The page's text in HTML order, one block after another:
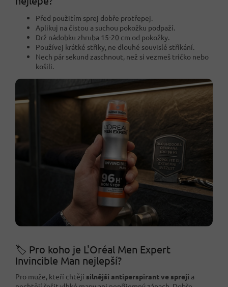
Před použitím sprej dobře protřepej.
Aplikuj na čistou a suchou pokožku podpaží.
Drž nádobku zhruba 15-20 cm od pokožky.
Používej krátké střiky, ne dlouhé souvislé stříkání.
Nech pár sekund zaschnout, než si vezmeš tričko nebo
košili.
🏷️ Pro koho je L'Oréal Men Expert
Invincible Man nejlepší?
Pro muže, kteří chtějí silnější antiperspirant ve spreji a